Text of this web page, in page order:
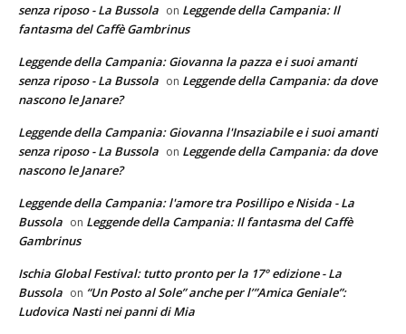
senza riposo - La Bussola on Leggende della Campania: Il
fantasma del Caffè Gambrinus
Leggende della Campania: Giovanna la pazza e i suoi amanti
senza riposo - La Bussola on Leggende della Campania: da dove
nascono le Janare?
Leggende della Campania: Giovanna l'Insaziabile e i suoi amanti
senza riposo - La Bussola on Leggende della Campania: da dove
nascono le Janare?
Leggende della Campania: l'amore tra Posillipo e Nisida - La
Bussola on Leggende della Campania: Il fantasma del Caffè
Gambrinus
Ischia Global Festival: tutto pronto per la 17° edizione - La
Bussola on “Un Posto al Sole” anche per l’”Amica Geniale”:
Ludovica Nasti nei panni di Mia